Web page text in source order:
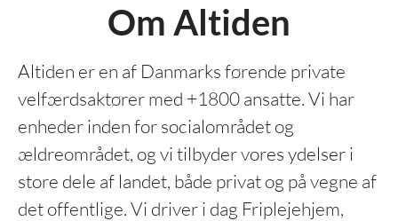
Om Altiden
Altiden er en af Danmarks førende private
velfærdsaktører med +1800 ansatte. Vi har
enheder inden for socialområdet og
ældreområdet, og vi tilbyder vores ydelser i
store dele af landet, både privat og på vegne af
det offentlige. Vi driver i dag Friplejehjem,